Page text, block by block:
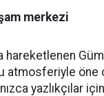
merkezi
hareketlenen
atmosferiyle öne
yazlıkçılar